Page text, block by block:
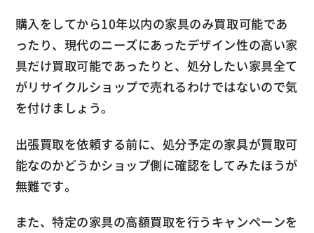
購入をしてから10年以内の家具のみ買取可能であ
ったり、現代のニーズにあったデザイン性の高い家
具だけ買取可能であったりと、処分したい家具全て
がリサイクルショップで売れるわけではないので気
を付けましょう。
出張買取を依頼する前に、処分予定の家具が買取可
能なのかどうかショップ側に確認をしてみたほうが
無難です。
また、特定の家具の高額買取を行うキャンペーンを